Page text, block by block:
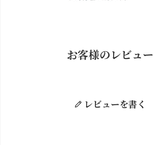
お客様のレビュー
レビューを書く